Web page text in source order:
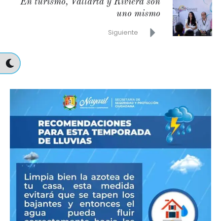
En turismo, Vallarta y Riviera son
uno mismo
Siguiente